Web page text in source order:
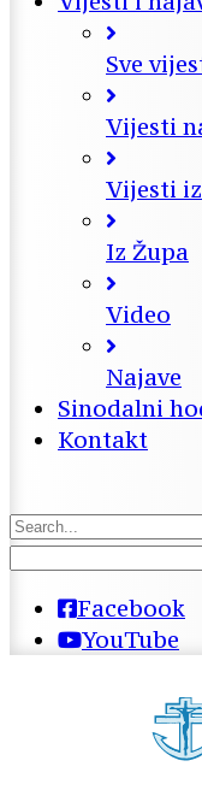
Sve
Vijesti
Vijesti
Iz Župa
Video
Najave
Sinodalni
Kontakt
Facebook
YouTube